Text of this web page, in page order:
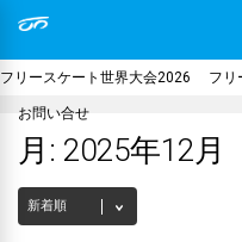
フリースケート世界大会2026 フリ
お問い合せ
月: 2025年12月